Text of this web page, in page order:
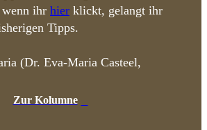
ihr hier klickt, gelangt ihr
Tipps.
(Dr. Eva-Maria Casteel,
Zur Kolumne